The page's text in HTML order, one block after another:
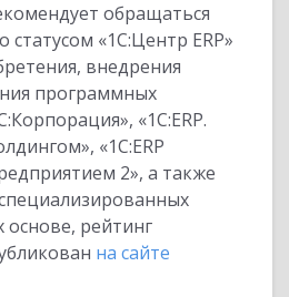
обращаться
статусом «1С:Центр ERP»
внедрения
программных
«1С:ERP.
«1С:ERP
2», а также
рейтинг
на сайте